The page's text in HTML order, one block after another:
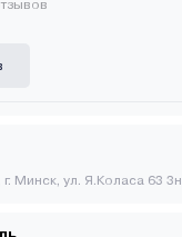
Минск, ул. Я.Коласа 63 3н